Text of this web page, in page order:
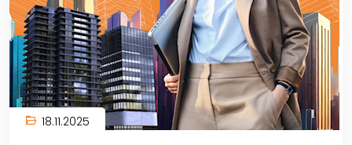
18.11.2025